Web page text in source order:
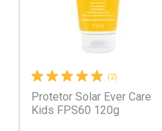
(2)
Protetor Solar Ever Care
Kids FPS60 120g